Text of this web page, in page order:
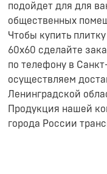
подойдет для для
общественных
Чтобы купить
60x60 сделайте
по телефону в
осуществляем
Ленинградской
Продукция нашей
города России